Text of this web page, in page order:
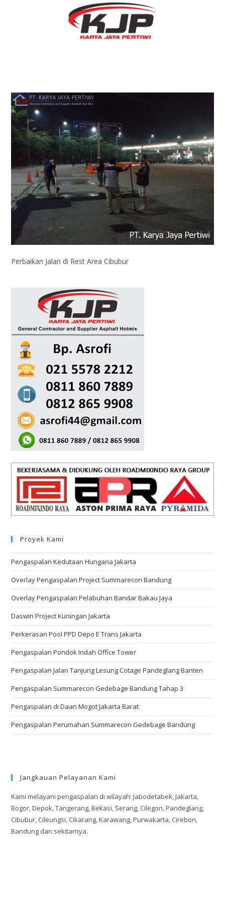
Perbaikan Jalan di Rest Area Cibubur
Proyek Kami
Pengaspalan Kedutaan Hungaria Jakarta
Overlay Pengaspalan Project Summarecon Bandung
Overlay Pengaspalan Pelabuhan Bandar Bakau Jaya
Daswin Project Kuningan Jakarta
Perkerasan Pool PPD Depo E Trans Jakarta
Pengaspalan Pondok Indah Office Tower
Pengaspalan Jalan Tanjung Lesung Cotage Pandeglang Banten
Pengaspalan Summarecon Gedebage Bandung Tahap 3
Pengaspalan di Daan Mogot Jakarta Barat
Pengaspalan Perumahan Summarecon Gedebage Bandung
Jangkauan Pelayanan Kami
Kami melayani pengaspalan di wilayah: Jabodetabek, Jakarta,
Bogor, Depok, Tangerang, Bekasi, Serang, Cilegon, Pandeglang,
Cibubur, Cileungsi, Cikarang, Karawang, Purwakarta, Cirebon,
Bandung dan sekitarnya.